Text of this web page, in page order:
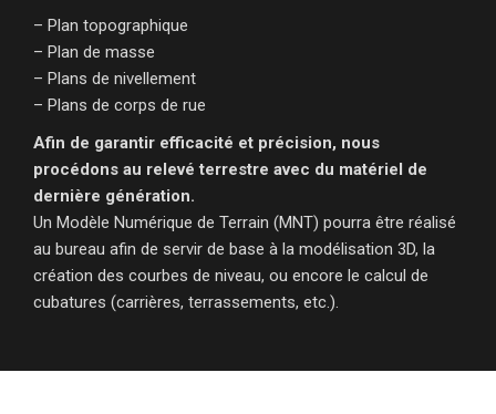
– Plan topographique
– Plan de masse
– Plans de nivellement
– Plans de corps de rue
Afin de garantir efficacité et précision, nous
procédons au relevé terrestre avec du matériel de
dernière génération.
Un Modèle Numérique de Terrain (MNT) pourra être réalisé
au bureau afin de servir de base à la modélisation 3D, la
création des courbes de niveau, ou encore le calcul de
cubatures (carrières, terrassements, etc.).